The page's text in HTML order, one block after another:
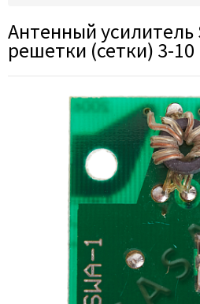
Антенный усилитель
решетки (сетки) 3-10